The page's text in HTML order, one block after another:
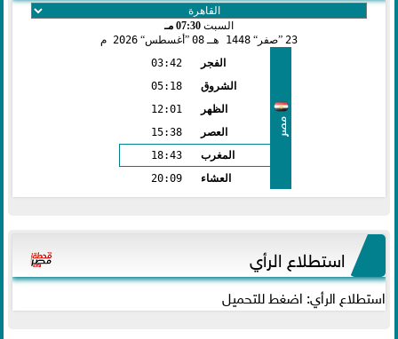
السبت 07:30 مـ
23
صفر 1448 هـ 08 أغسطس 2026 م
مصر
الفجر
03:42
الشروق
05:18
الظهر
12:01
العصر
15:38
المغرب
18:43
العشاء
20:09
استطلاع الرأي
استطلاع الرأي: اضغط للتحميل